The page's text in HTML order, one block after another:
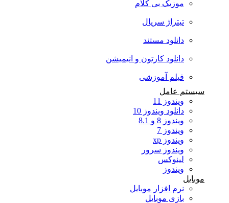
موزیک بی کلام
تیتراژ سریال
دانلود مستند
دانلود کارتون و انیمیشن
فیلم آموزشی
سیستم عامل
ویندوز 11
دانلود ویندوز 10
ویندوز 8 و 8.1
ویندوز 7
ویندوز xp
ویندوز سرور
لینوکس
ویندوز
موبایل
نرم افزار موبایل
بازی موبایل